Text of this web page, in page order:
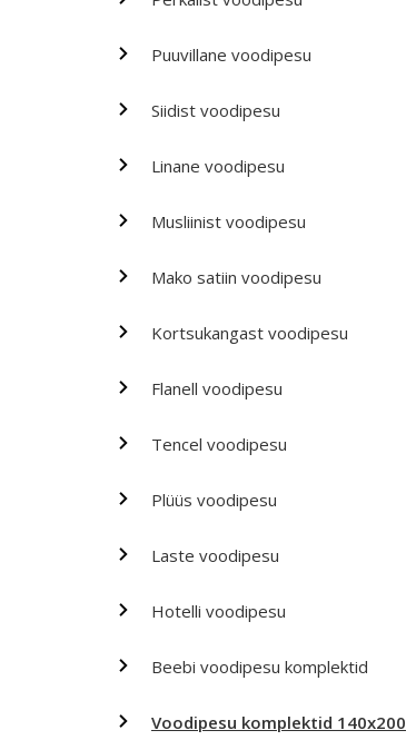
Puuvillane voodipesu
Siidist voodipesu
Linane voodipesu
Musliinist voodipesu
Mako satiin voodipesu
Kortsukangast voodipesu
Flanell voodipesu
Tencel voodipesu
Plüüs voodipesu
Laste voodipesu
Hotelli voodipesu
Beebi voodipesu komplektid
Voodipesu komplektid 140x200